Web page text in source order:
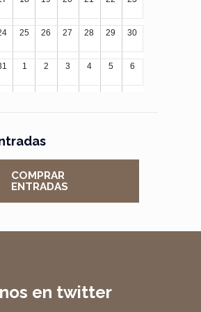
25 26 27 28 29 30
1 2 3 4 5 6
COMPRAR
ENTRADAS
en twitter